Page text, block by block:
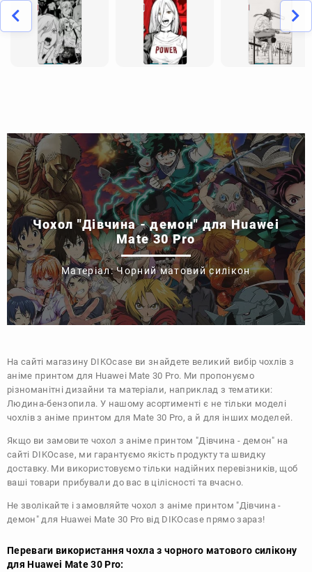
Чохол "Дівчина - демон" для Huawei
Mate 30 Pro
Матеріал: Чорний матовий силікон
На сайті магазину DIKOcase ви знайдете великий вибір чохлів з
аніме принтом для Huawei Mate 30 Pro. Ми пропонуємо
різноманітні дизайни та матеріали, наприклад з тематики:
Людина-бензопила. У нашому асортименті є не тільки моделі
чохлів з аніме принтом для Mate 30 Pro, а й для інших моделей.
Якщо ви замовите чохол з аніме принтом "Дівчина - демон" на
сайті DIKOcase, ми гарантуємо якість продукту та швидку
доставку. Ми використовуємо тільки надійних перевізників, щоб
ваші товари прибували до вас в цілісності та вчасно.
Не зволікайте і замовляйте чохол з аніме принтом "Дівчина -
демон" для Huawei Mate 30 Pro від DIKOcase прямо зараз!
Переваги використання чохла з чорного матового силікону
для Huawei Mate 30 Pro: